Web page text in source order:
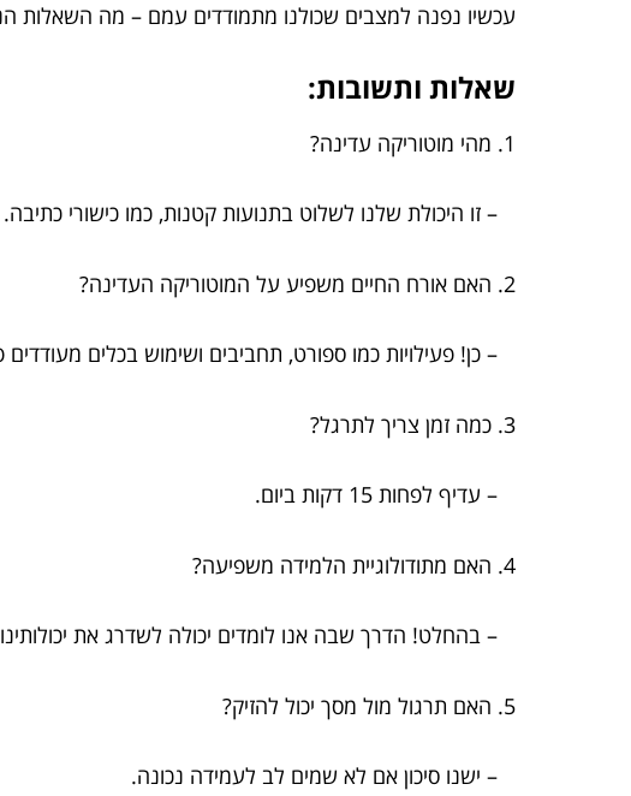
עכשיו נפנה למצבים שכולנו מתמודדים עמם – מה השאלות
שאלות ותשובות:
1. מהי מוטוריקה עדינה?
– זו היכולת שלנו לשלוט בתנועות קטנות, כמו כישורי כתיבה.
2. האם אורח החיים משפיע על המוטוריקה העדינה?
– כן! פעילויות כמו ספורט, תחביבים ושימוש בכלים מעודדים
3. כמה זמן צריך לתרגל?
– עדיף לפחות 15 דקות ביום.
4. האם מתודולוגיית הלמידה משפיעה?
– בהחלט! הדרך שבה אנו לומדים יכולה לשדרג את
5. האם תרגול מול מסך יכול להזיק?
– ישנו סיכון אם לא שמים לב לעמידה נכונה.